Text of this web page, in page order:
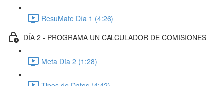
ResuMate Día 1 (4:26)
DÍA 2 - PROGRAMA UN CALCULADOR DE COMISIONES
Meta Día 2 (1:28)